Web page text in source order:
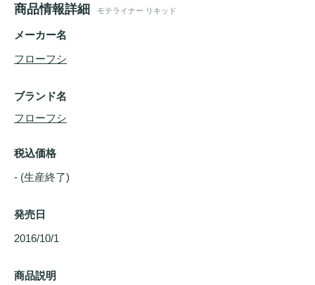
商品情報詳細 モテライナー リキッド
メーカー名
フローフシ
ブランド名
フローフシ
税込価格
- (生産終了)
発売日
2016/10/1
商品説明